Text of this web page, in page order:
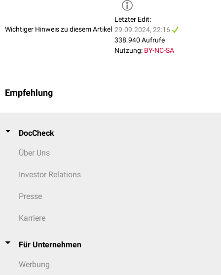
Wichtiger Hinweis zu diesem Artikel
Letzter Edit:
29.09.2024, 22:16
338.940 Aufrufe
Nutzung: BY-NC-SA
Empfehlung
DocCheck
Über Uns
Investor Relations
Presse
Karriere
Für Unternehmen
Werbung